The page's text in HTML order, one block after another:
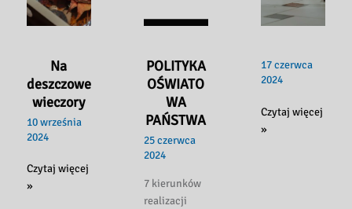
Na
deszczowe
wieczory
10 września
2024
Na
deszczowe
Czytaj więcej
»
POLITYKA
OŚWIATO
WA
PAŃSTWA
25 czerwca
2024
7 kierunków
realizacji
17 czerwca
2024
Czytaj więcej
»